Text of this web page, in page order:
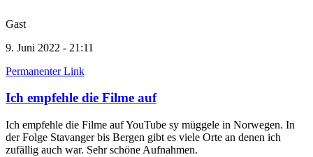
Gast
9. Juni 2022 - 21:11
Permanenter Link
Ich empfehle die Filme auf
Ich empfehle die Filme auf YouTube sy müggele in Norwegen. In
der Folge Stavanger bis Bergen gibt es viele Orte an denen ich
zufällig auch war. Sehr schöne Aufnahmen.